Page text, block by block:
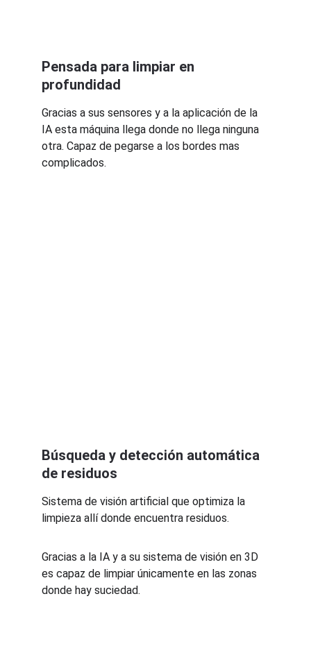
Pensada para limpiar en
profundidad
Gracias a sus sensores y a la aplicación de la
IA esta máquina llega donde no llega ninguna
otra. Capaz de pegarse a los bordes mas
complicados.
Búsqueda y detección automática
de residuos
Sistema de visión artificial que optimiza la
limpieza allí donde encuentra residuos.
Gracias a la IA y a su sistema de visión en 3D
es capaz de limpiar únicamente en las zonas
donde hay suciedad.